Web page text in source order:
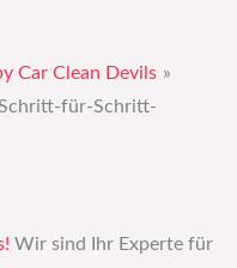
Car Clean Devils
für-Schritt-
Wir sind Ihr Experte für